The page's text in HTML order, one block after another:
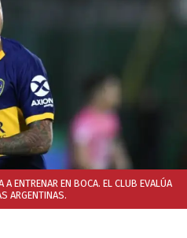
ENTRENAR EN BOCA. EL CLUB EVALÚA
ARGENTINAS.